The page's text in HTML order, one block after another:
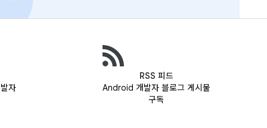
자
RSS 피드
Android 개발자 블로그 게시물
구독